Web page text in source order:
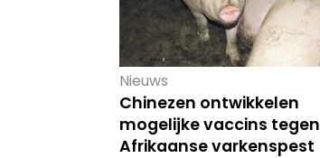
Nieuws
Chinezen ontwikkelen
mogelijke vaccins tegen
Afrikaanse varkenspest